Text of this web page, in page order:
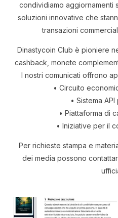
condividiamo aggiornamenti
soluzioni innovative che
transazioni
Dinastycoin Club è pioniere
cashback, monete
I nostri comunicati offrono
• Circuito
• Sistema
• Piattaforma di
• Iniziative per il
Per richieste stampa e
dei media possono